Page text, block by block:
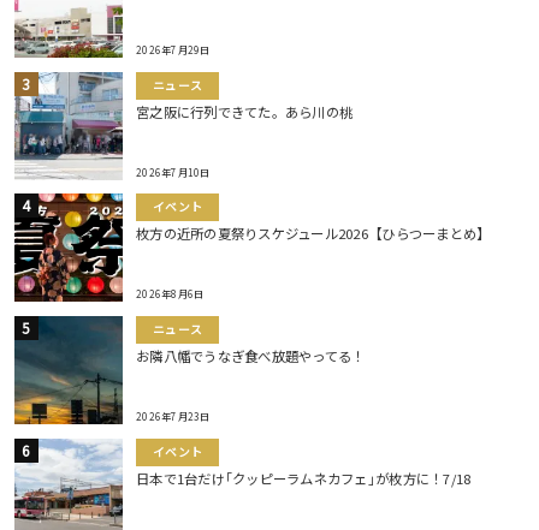
2026年7月29日
ニュース
宮之阪に行列できてた。あら川の桃
2026年7月10日
イベント
枚方の近所の夏祭りスケジュール2026【ひらつーまとめ】
2026年8月6日
ニュース
お隣八幡でうなぎ食べ放題やってる！
2026年7月23日
イベント
日本で1台だけ｢クッピーラムネカフェ｣が枚方に！7/18